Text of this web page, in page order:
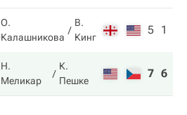
О.
Калашникова
В.
Кинг
5 1
Н.
Меликар
К.
Пешке
7 6